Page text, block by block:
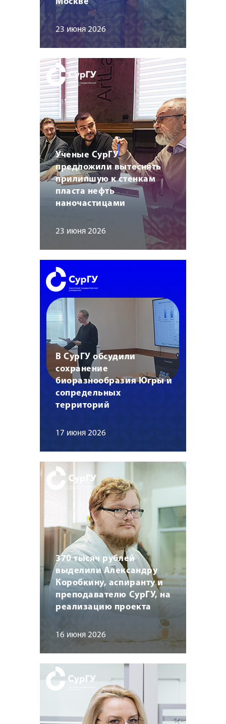
23 июня 2026
Ученые СурГУ
предложили вытеснять
прилипшую к стенкам
пласта нефть
наночастицами
23 июня 2026
В СурГУ обсудили
сохранение
биоразнообразия Югры и
сопредельных
территорий
17 июня 2026
370 тысяч рублей
выделили Александру
Коробкину, аспиранту и
преподавателю СурГУ, на
реализацию проекта
16 июня 2026